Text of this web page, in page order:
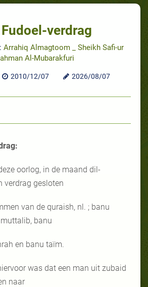
verdrag
Arrahiq Almagtoom _ Sheikh Safi‐ur
Al‐Mubarakfuri
2010/12/07 2026/08/07
oorlog, in de maand dil-
verdrag gesloten
van de quraish, nl. ; banu
banu
en banu taïm.
was dat een man uit zubaid
naar